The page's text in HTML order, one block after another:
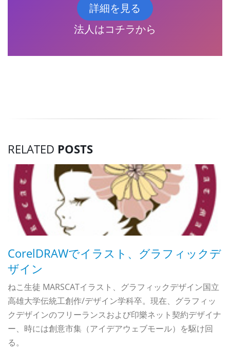
詳細を見る
法人はコチラから
RELATED POSTS
CorelDRAWでイラスト、グラフィックデ
ザイン
ねこ生徒 MARSCATイラスト、グラフィックデザイン国立
高雄大学伝統工創作/デザイン学科卒。現在、グラフィッ
クデザインのフリーランスおよび印樂ネット契約デザイナ
ー、時には創意市集（アイデアウェブモール）を駆け回
る。